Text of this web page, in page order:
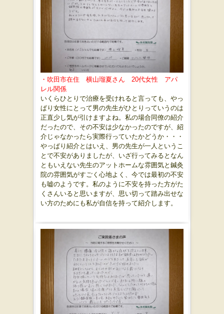
・吹田市在住 横山瑠夏さん 20代女性 アパ
レル関係
いくらひとりで治療を受けれると言っても、やっ
ぱり女性にとって男の先生がひとりっていうのは
正直少し気が引けますよね。私の場合同僚の紹介
だったので、その不安は少なかったのですが、紹
介じゃなかったら実際行っていたかどうか・・・
やっぱり紹介とはいえ、男の先生が一人というこ
とで不安がありましたが、いざ行ってみるとなん
ともいえない先生のアットホームな雰囲気と鍼灸
院の雰囲気がすごく心地よく、今では最初の不安
も嘘のようです。私のように不安を持った方がた
くさんいると思いますが、思い切って踏み出せな
い方のためにも私が自信を持って紹介します。